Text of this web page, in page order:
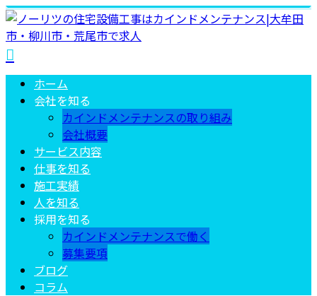
ホーム
会社を知る
カインドメンテナンスの取り組み
会社概要
サービス内容
仕事を知る
施工実績
人を知る
採用を知る
カインドメンテナンスで働く
募集要項
ブログ
コラム